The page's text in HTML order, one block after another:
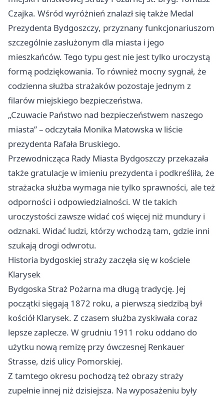
Czajka. Wśród wyróżnień znalazł się także Medal
Prezydenta Bydgoszczy, przyznany funkcjonariuszom
szczególnie zasłużonym dla miasta i jego
mieszkańców. Tego typu gest nie jest tylko uroczystą
formą podziękowania. To również mocny sygnał, że
codzienna służba strażaków pozostaje jednym z
filarów miejskiego bezpieczeństwa.
„Czuwacie Państwo nad bezpieczeństwem naszego
miasta” – odczytała Monika Matowska w liście
prezydenta Rafała Bruskiego.
Przewodnicząca Rady Miasta Bydgoszczy przekazała
także gratulacje w imieniu prezydenta i podkreśliła, że
strażacka służba wymaga nie tylko sprawności, ale też
odporności i odpowiedzialności. W tle takich
uroczystości zawsze widać coś więcej niż mundury i
odznaki. Widać ludzi, którzy wchodzą tam, gdzie inni
szukają drogi odwrotu.
Historia bydgoskiej straży zaczęła się w kościele
Klarysek
Bydgoska Straż Pożarna ma długą tradycję. Jej
początki sięgają 1872 roku, a pierwszą siedzibą był
kościół Klarysek. Z czasem służba zyskiwała coraz
lepsze zaplecze. W grudniu 1911 roku oddano do
użytku nową remizę przy ówczesnej Renkauer
Strasse, dziś ulicy Pomorskiej.
Z tamtego okresu pochodzą też obrazy straży
zupełnie innej niż dzisiejsza. Na wyposażeniu były